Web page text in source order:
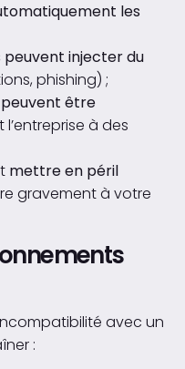
les
injecter du
phishing) ;
être
l’entreprise à des
mettre en péril
gravement à votre
avec un
: